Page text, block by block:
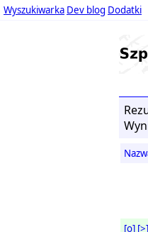
Wyszukiwarka Dev blog Dodatki
[o] [>]